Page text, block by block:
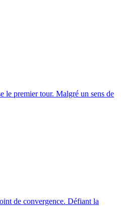
le premier tour. Malgré un sens de
de convergence. Défiant la